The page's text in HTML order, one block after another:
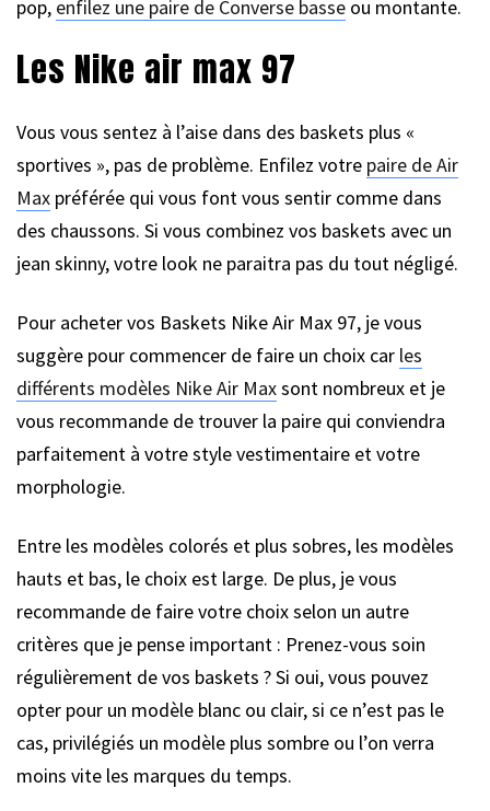
pop, enfilez une paire de Converse basse ou montante.
Les Nike air max 97
Vous vous sentez à l’aise dans des baskets plus «
sportives », pas de problème. Enfilez votre paire de Air
Max préférée qui vous font vous sentir comme dans
des chaussons. Si vous combinez vos baskets avec un
jean skinny, votre look ne paraitra pas du tout négligé.
Pour acheter vos Baskets Nike Air Max 97, je vous
suggère pour commencer de faire un choix car les
différents modèles Nike Air Maxsont nombreux et je
vous recommande de trouver la paire qui conviendra
parfaitement à votre style vestimentaire et votre
morphologie.
Entre les modèles colorés et plus sobres, les modèles
hauts et bas, le choix est large. De plus, je vous
recommande de faire votre choix selon un autre
critères que je pense important : Prenez-vous soin
régulièrement de vos baskets ? Si oui, vous pouvez
opter pour un modèle blanc ou clair, si ce n’est pas le
cas, privilégiés un modèle plus sombre ou l’on verra
moins vite les marques du temps.